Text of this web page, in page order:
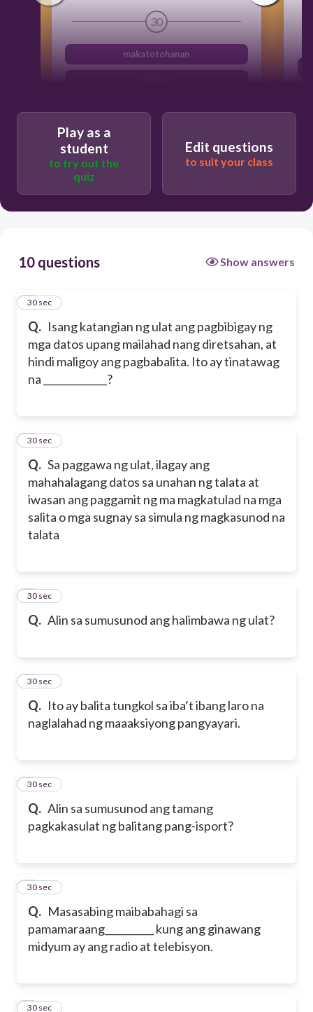
30
makatotohanan
Play as a
student
to try out the
quiz
Edit questions
to suit your class
10 questions Show answers
Q. Isang katangian ng ulat ang pagbibigay ng
mga datos upang mailahad nang diretsahan, at
hindi maligoy ang pagbabalita. Ito ay tinatawag
na _____________?
1
30 sec
Q. Sa paggawa ng ulat, ilagay ang
mahahalagang datos sa unahan ng talata at
iwasan ang paggamit ng ma magkatulad na mga
salita o mga sugnay sa simula ng magkasunod na
talata
2
30 sec
Q. Alin sa sumusunod ang halimbawa ng ulat?
3
30 sec
Q. Ito ay balita tungkol sa iba’t ibang laro na
naglalahad ng maaaksiyong pangyayari.
4
30 sec
Q. Alin sa sumusunod ang tamang
pagkakasulat ng balitang pang-isport?
5
30 sec
Q. Masasabing maibabahagi sa
pamamaraang__________ kung ang ginawang
midyum ay ang radio at telebisyon.
6
30 sec
7
30 sec